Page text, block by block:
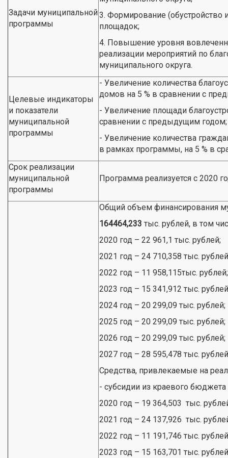
Задачи муниципальной
программы
3. Формирование (обустройство
площадок;
4. Повышение уровня
реализации мероприятий по
муниципального округа.
Целевые индикаторы
и показатели
муниципальной
программы
- Увеличение количества
домов на 5 % в сравнении с
- Увеличение площади
сравнении с предыдущим годом;
- Увеличение количества
в рамках программы, на 5 % в
Срок реализации
муниципальной
программы
Программа реализуется с 2020
Общий объем финансирования
164464,233 тыс. рублей, в том
2020 год – 22 961,1 тыс. рублей;
2021 год – 24 710,358 тыс.
2022 год – 11 958,115тыс. рублей;
2023 год – 15 341,912 тыс.
2024 год – 20 299,09 тыс. рублей;
2025 год – 20 299,09 тыс. рублей;
2026 год – 20 299,09 тыс. рублей;
2027 год – 28 595,478 тыс.
Средства, привлекаемые на
- субсидии из краевого
2020 год – 19 364,503 тыс.
2021 год – 24 137,926 тыс.
2022 год – 11 191,746 тыс.
2023 год – 15 163,701 тыс.